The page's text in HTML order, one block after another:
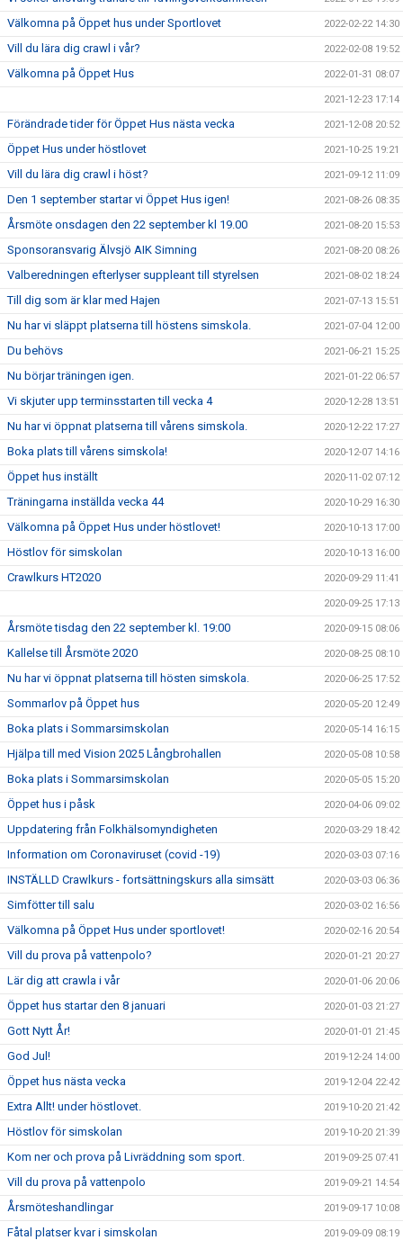
Välkomna på Öppet hus under Sportlovet 2022-02-22 14:30
Vill du lära dig crawl i vår? 2022-02-08 19:52
Välkomna på Öppet Hus 2022-01-31 08:07
2021-12-23 17:14
Förändrade tider för Öppet Hus nästa vecka 2021-12-08 20:52
Öppet Hus under höstlovet 2021-10-25 19:21
Vill du lära dig crawl i höst? 2021-09-12 11:09
Den 1 september startar vi Öppet Hus igen! 2021-08-26 08:35
Årsmöte onsdagen den 22 september kl 19.00 2021-08-20 15:53
Sponsoransvarig Älvsjö AIK Simning 2021-08-20 08:26
Valberedningen efterlyser suppleant till styrelsen 2021-08-02 18:24
Till dig som är klar med Hajen 2021-07-13 15:51
Nu har vi släppt platserna till höstens simskola. 2021-07-04 12:00
Du behövs 2021-06-21 15:25
Nu börjar träningen igen. 2021-01-22 06:57
Vi skjuter upp terminsstarten till vecka 4 2020-12-28 13:51
Nu har vi öppnat platserna till vårens simskola. 2020-12-22 17:27
Boka plats till vårens simskola! 2020-12-07 14:16
Öppet hus inställt 2020-11-02 07:12
Träningarna inställda vecka 44 2020-10-29 16:30
Välkomna på Öppet Hus under höstlovet! 2020-10-13 17:00
Höstlov för simskolan 2020-10-13 16:00
Crawlkurs HT2020 2020-09-29 11:41
2020-09-25 17:13
Årsmöte tisdag den 22 september kl. 19:00 2020-09-15 08:06
Kallelse till Årsmöte 2020 2020-08-25 08:10
Nu har vi öppnat platserna till hösten simskola. 2020-06-25 17:52
Sommarlov på Öppet hus 2020-05-20 12:49
Boka plats i Sommarsimskolan 2020-05-14 16:15
Hjälpa till med Vision 2025 Långbrohallen 2020-05-08 10:58
Boka plats i Sommarsimskolan 2020-05-05 15:20
Öppet hus i påsk 2020-04-06 09:02
Uppdatering från Folkhälsomyndigheten 2020-03-29 18:42
Information om Coronaviruset (covid -19) 2020-03-03 07:16
INSTÄLLD Crawlkurs - fortsättningskurs alla simsätt 2020-03-03 06:36
Simfötter till salu 2020-03-02 16:56
Välkomna på Öppet Hus under sportlovet! 2020-02-16 20:54
Vill du prova på vattenpolo? 2020-01-21 20:27
Lär dig att crawla i vår 2020-01-06 20:06
Öppet hus startar den 8 januari 2020-01-03 21:27
Gott Nytt År! 2020-01-01 21:45
God Jul! 2019-12-24 14:00
Öppet hus nästa vecka 2019-12-04 22:42
Extra Allt! under höstlovet. 2019-10-20 21:42
Höstlov för simskolan 2019-10-20 21:39
Kom ner och prova på Livräddning som sport. 2019-09-25 07:41
Vill du prova på vattenpolo 2019-09-21 14:54
Årsmöteshandlingar 2019-09-17 10:08
Fåtal platser kvar i simskolan 2019-09-09 08:19